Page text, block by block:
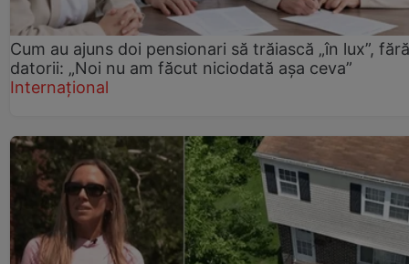
Cum au ajuns doi pensionari să trăiască „în lux”, fără
datorii: „Noi nu am făcut niciodată așa ceva”
Internațional